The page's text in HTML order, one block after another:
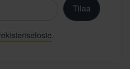
Tilaa
.